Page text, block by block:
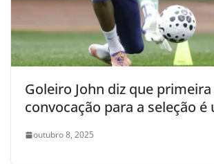
Goleiro John diz que primeira
convocação para a seleção é
outubro 8, 2025